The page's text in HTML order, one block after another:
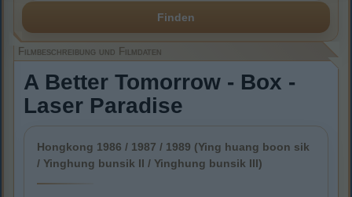
Finden
Filmbeschreibung und Filmdaten
A Better Tomorrow - Box -
Laser Paradise
Hongkong 1986 / 1987 / 1989 (Ying huang boon sik
/ Yinghung bunsik II / Yinghung bunsik III)